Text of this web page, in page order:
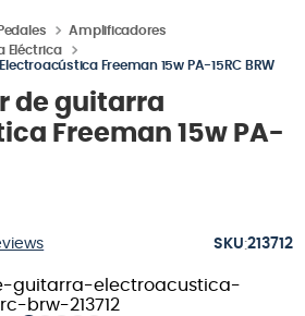
Amplificadores
Eléctrica
Freeman 15w PA-15RC BRW
de guitarra
Freeman 15w PA-
:213712